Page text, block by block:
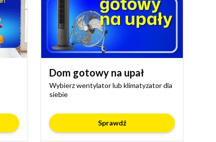
Dom gotowy na upał
Wybierz wentylator lub klimatyzator dla
siebie
Sprawdź